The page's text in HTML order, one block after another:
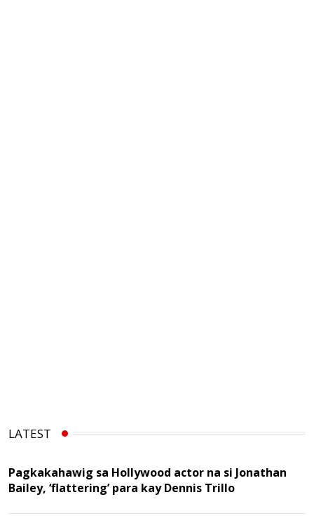
LATEST
Pagkakahawig sa Hollywood actor na si Jonathan
Bailey, ‘flattering’ para kay Dennis Trillo